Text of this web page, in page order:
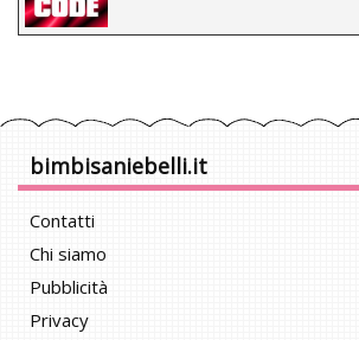
bimbisaniebelli.it
Contatti
Chi siamo
Pubblicità
Privacy